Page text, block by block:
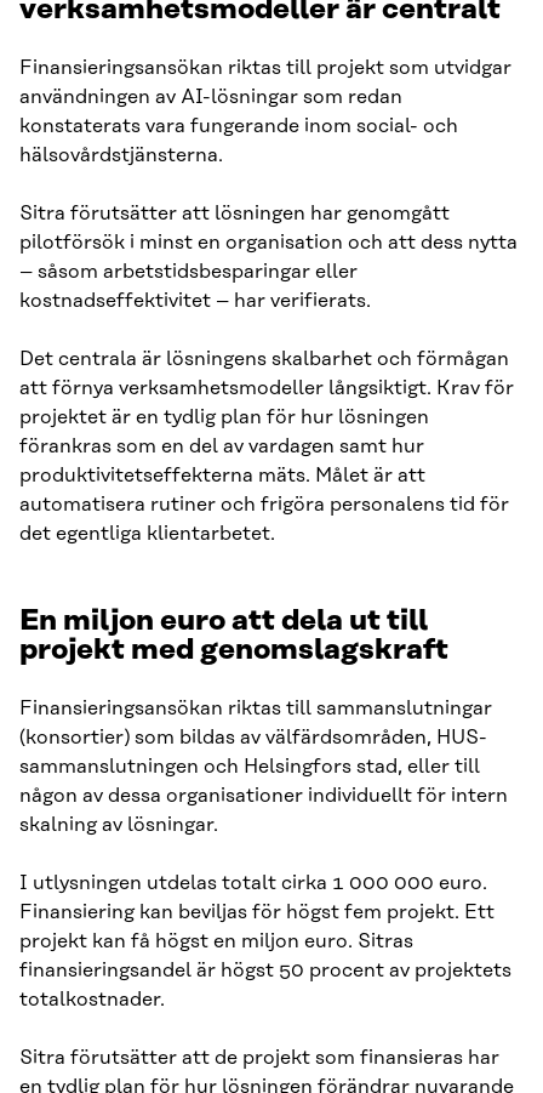
verksamhetsmodeller är centralt
Finansieringsansökan riktas till projekt som utvidgar
användningen av AI-lösningar som redan
konstaterats vara fungerande inom social- och
hälsovårdstjänsterna.
Sitra förutsätter att lösningen har genomgått
pilotförsök i minst en organisation och att dess nytta
– såsom arbetstidsbesparingar eller
kostnadseffektivitet – har verifierats.
Det centrala är lösningens skalbarhet och förmågan
att förnya verksamhetsmodeller långsiktigt. Krav för
projektet är en tydlig plan för hur lösningen
förankras som en del av vardagen samt hur
produktivitetseffekterna mäts. Målet är att
automatisera rutiner och frigöra personalens tid för
det egentliga klientarbetet.
En miljon euro att dela ut till
projekt med genomslagskraft
Finansieringsansökan riktas till sammanslutningar
(konsortier) som bildas av välfärdsområden, HUS-
sammanslutningen och Helsingfors stad, eller till
någon av dessa organisationer individuellt för intern
skalning av lösningar.
I utlysningen utdelas totalt cirka 1 000 000 euro.
Finansiering kan beviljas för högst fem projekt. Ett
projekt kan få högst en miljon euro. Sitras
finansieringsandel är högst 50 procent av projektets
totalkostnader.
Sitra förutsätter att de projekt som finansieras har
en tydlig plan för hur lösningen förändrar nuvarande